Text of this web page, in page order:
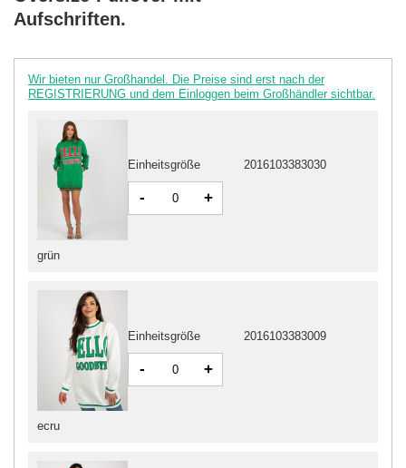
Aufschriften.
Wir bieten nur Großhandel. Die Preise sind erst nach der
REGISTRIERUNG und dem Einloggen beim Großhändler sichtbar.
ecru
Einheitsgröße 2016103383009
- +
grün
Einheitsgröße 2016103383030
- +